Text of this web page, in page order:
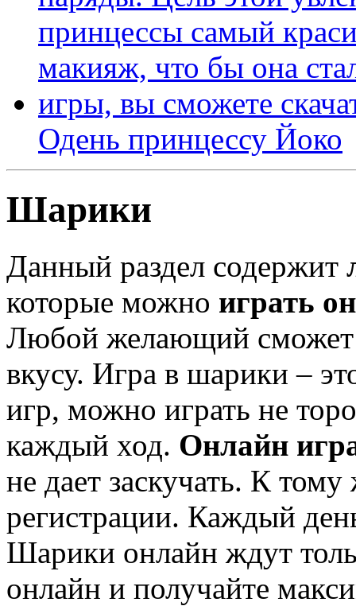
Одень принцессу Йоко
Шарики
Данный раздел содержит
которые можно играть
Любой желающий сможет
вкусу. Игра в шарики –
игр, можно играть не
каждый ход. Онлайн
не дает заскучать. К
регистрации. Каждый
Шарики онлайн ждут
онлайн и получайте